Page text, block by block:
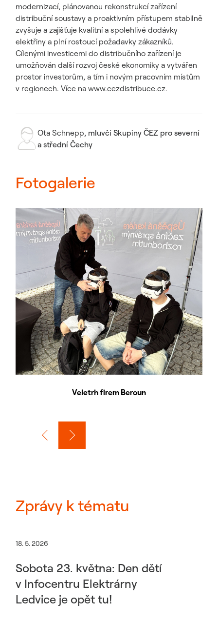
modernizací, plánovanou rekonstrukcí zařízení
distribuční soustavy a proaktivním přístupem stabilně
zvyšuje a zajišťuje kvalitní a spolehlivé dodávky
elektřiny a plní rostoucí požadavky zákazníků.
Cílenými investicemi do distribučního zařízení je
umožňován další rozvoj české ekonomiky a vytvářen
prostor investorům, a tím i novým pracovním místům
v regionech. Více na www.cezdistribuce.cz.
Ota Schnepp, mluvčí Skupiny ČEZ pro severní
a střední Čechy
Fotogalerie
Veletrh firem Beroun
Zprávy k tématu
18. 5. 2026
Sobota 23. května: Den dětí
v Infocentru Elektrárny
Ledvice je opět tu!